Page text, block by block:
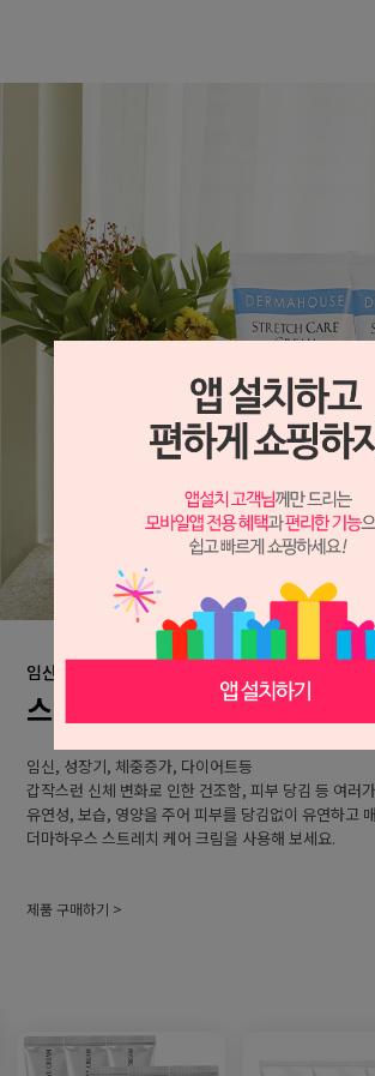
임산부/청소년기/건조한바디
스트레치 케어 크림
임신, 성장기, 체중증가, 다이어트등
갑작스런 신체 변화로 인한 건조함, 피부 당김 등 여러
유연성, 보습, 영양을 주어 피부를 당김없이 유연하고
더마하우스 스트레치 케어 크림을 사용해 보세요.
제품 구매하기 >